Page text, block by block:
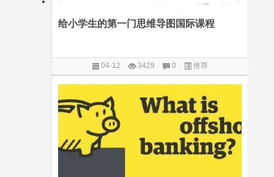
给小学生的第一门思维导图国际课程
04-12 3429 0 推荐